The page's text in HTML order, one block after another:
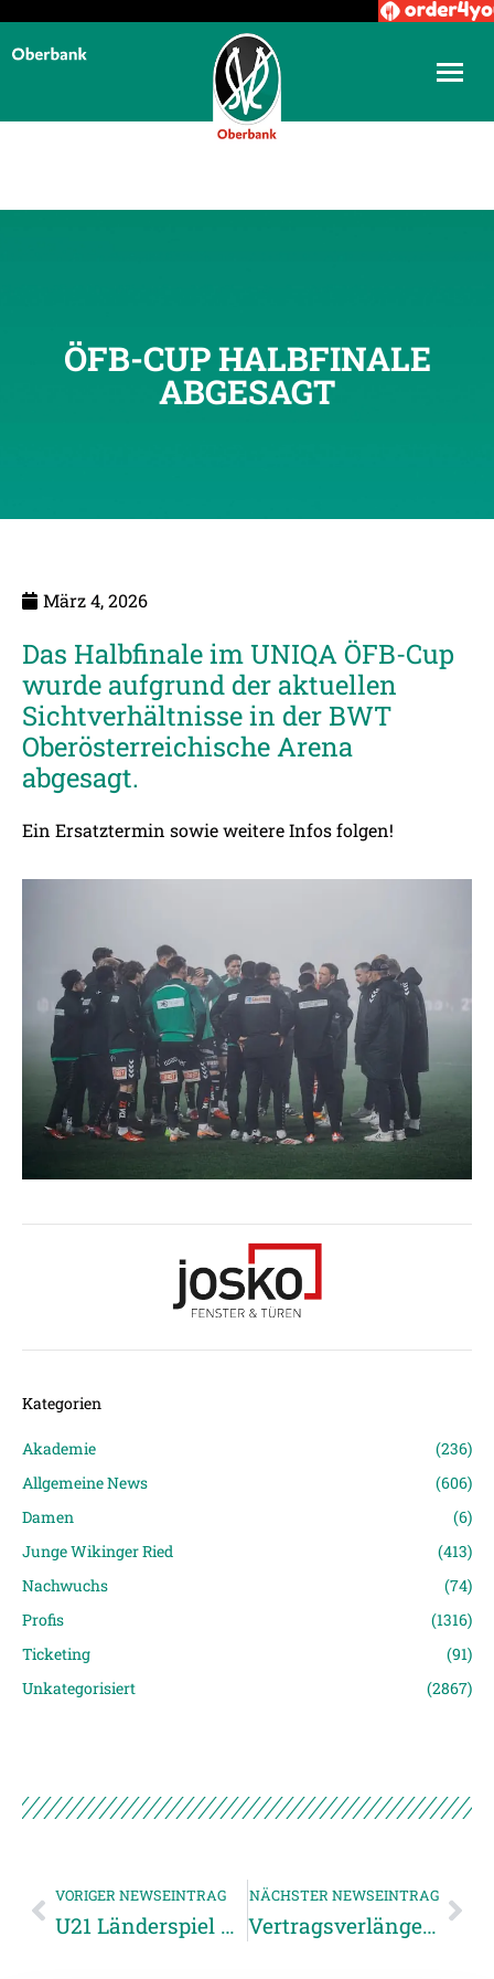
ÖFB-CUP HALBFINALE
ABGESAGT
März 4, 2026
Das Halbfinale im UNIQA ÖFB-Cup
wurde aufgrund der aktuellen
Sichtverhältnisse in der BWT
Oberösterreichische Arena
abgesagt.
Ein Ersatztermin sowie weitere Infos folgen!
Kategorien
Akademie
(236)
Allgemeine News
(606)
Damen
(6)
Junge Wikinger Ried
(413)
Nachwuchs
(74)
Profis
(1316)
Ticketing
(91)
Unkategorisiert
(2867)
VORIGER NEWSEINTRAG
U21 Länderspiel Österreich – Belarus am 31. März in Ried
NÄCHSTER NEWSEINTRAG
Vertragsverlängerung für Antonio Van Wyk